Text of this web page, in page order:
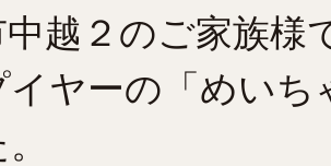
越２のご家族様
イヤーの「めい